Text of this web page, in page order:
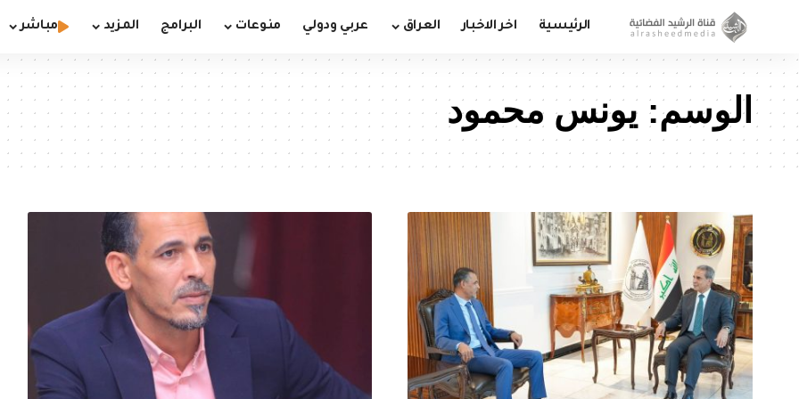
الرئيسية اخر الاخبار العراق عربي ودولي منوعات البرامج المزيد مباشر
الوسم: يونس محمود